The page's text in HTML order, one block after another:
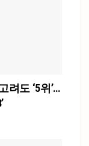
려도 ‘5위’…